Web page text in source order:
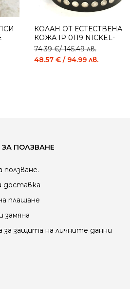
КОЛАН ОТ ЕСТЕСТВЕНА
КОЖА IP 0119 NICKEL-
FREE
74.39€/ 145.49 лв.
48.57 €/ 94.99 лв.
ПОЛЗВАНЕ
ползване.
доставка
плащане
замяна
за защита на личните данни